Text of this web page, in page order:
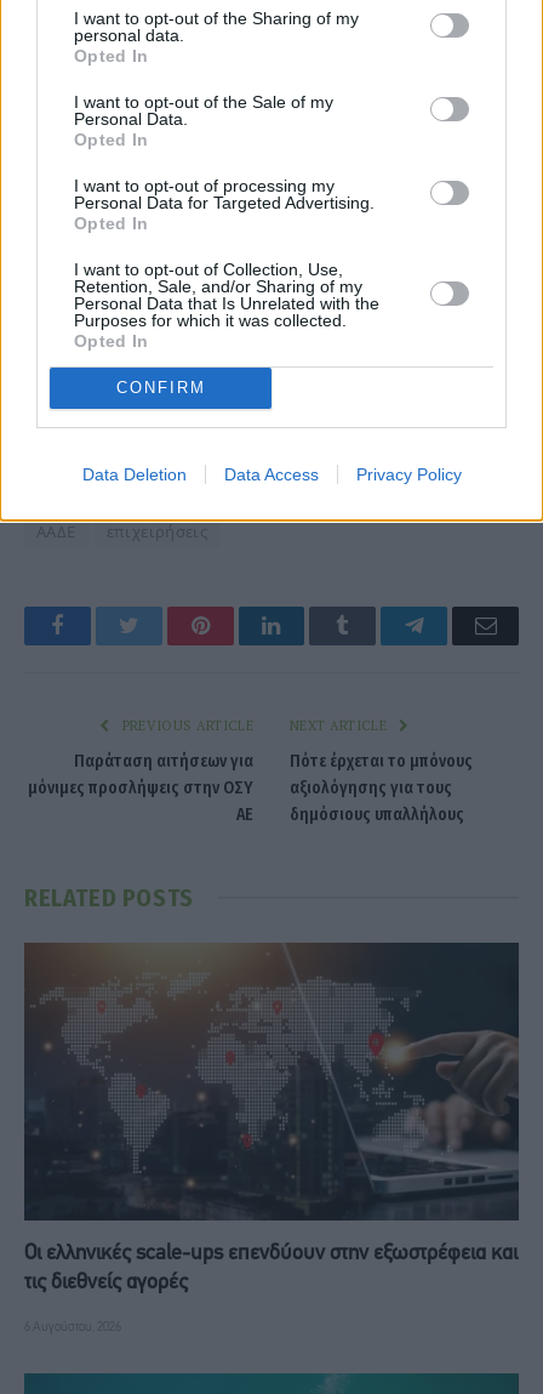
I want to opt-out of the Sharing of my
personal data.
Opted In
I want to opt-out of the Sale of my
Personal Data.
Opted In
I want to opt-out of processing my
Personal Data for Targeted Advertising.
Opted In
I want to opt-out of Collection, Use,
Retention, Sale, and/or Sharing of my
Personal Data that Is Unrelated with the
Purposes for which it was collected.
Opted In
CONFIRM
Data Deletion Data Access Privacy Policy
επιχειρήσεις
Facebook Twitter PinterestLinkedIn Tumblr Telegram
PREVIOUS ARTICLE
Παράταση αιτήσεων για
μόνιμες προσλήψεις στην ΟΣΥ
ΑΕ
NEXT ARTICLE
Πότε έρχεται το μπόνους
αξιολόγησης για τους
δημόσιους υπαλλήλους
RELATED POSTS
Οι ελληνικές scale-ups επενδύουν στην εξωστρέφεια και
τις διεθνείς αγορές
6 Αυγούστου, 2026